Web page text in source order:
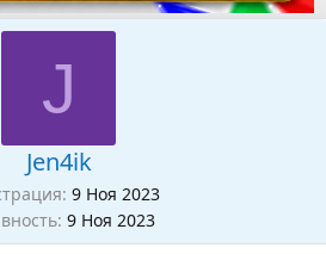
J
Jen4ik
9 Ноя 2023
9 Ноя 2023